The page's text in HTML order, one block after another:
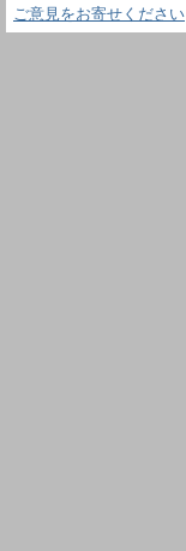
ご意見をお寄せください